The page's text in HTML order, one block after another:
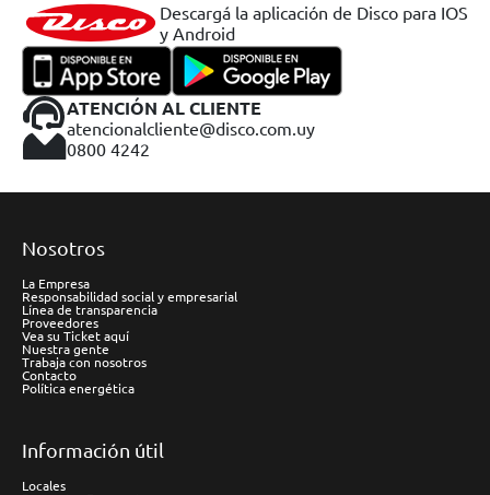
Descargá la aplicación de Disco para IOS
y Android
ATENCIÓN AL CLIENTE
atencionalcliente@disco.com.uy
0800 4242
Nosotros
La Empresa
Responsabilidad social y empresarial
Línea de transparencia
Proveedores
Vea su Ticket aquí
Nuestra gente
Trabaja con nosotros
Contacto
Política energética
Información útil
Locales